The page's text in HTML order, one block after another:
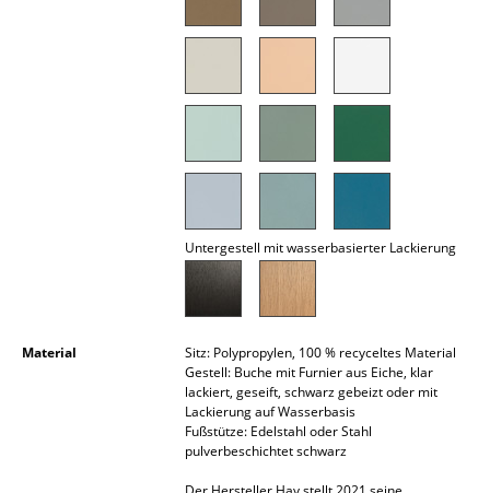
Untergestell mit wasserbasierter Lackierung
Material
Sitz: Polypropylen, 100 % recyceltes Material
Gestell: Buche mit Furnier aus Eiche, klar
lackiert, geseift, schwarz gebeizt oder mit
Lackierung auf Wasserbasis
Fußstütze: Edelstahl oder Stahl
pulverbeschichtet schwarz